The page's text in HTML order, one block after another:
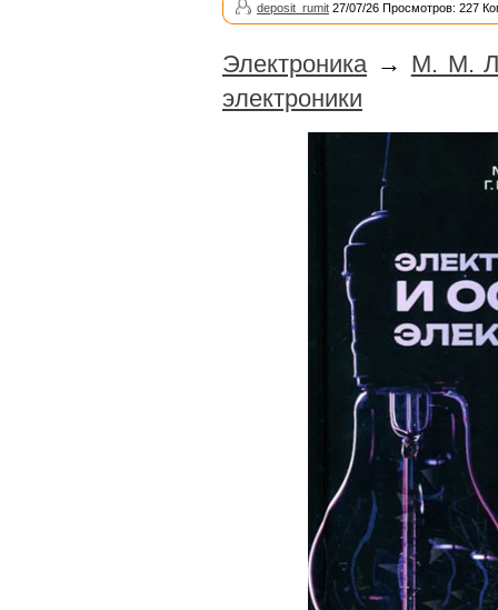
deposit_rumit 27/07/26 Просмотров: 227
Электроника→ М. М.
электроники